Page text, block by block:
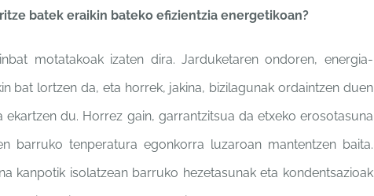
batek eraikin bateko efizientziaenergetikoan?
motatakoak izaten dira. Jarduketaren ondoren, energia-
bat lortzen da, eta horrek, jakina, bizilagunak ordaintzen duen
ekartzendu. Horrez gain, garrantzitsua da etxeko erosotasuna
barruko tenperatura egonkorra luzaroan mantentzen baita.
kanpotik isolatzean barruko hezetasunak eta kondentsazioak